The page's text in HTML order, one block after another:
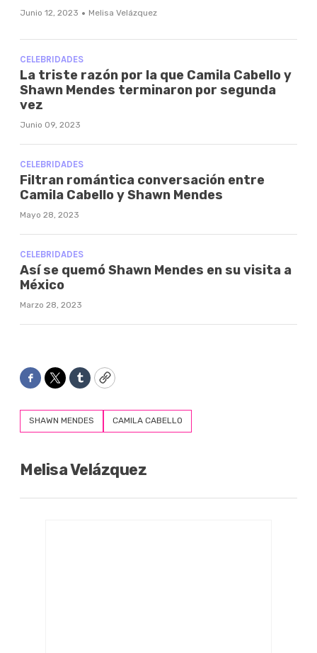
Junio 12, 2023 · Melisa Velázquez
CELEBRIDADES
La triste razón por la que Camila Cabello y
Shawn Mendes terminaron por segunda
vez
Junio 09, 2023
CELEBRIDADES
Filtran romántica conversación entre
Camila Cabello y Shawn Mendes
Mayo 28, 2023
CELEBRIDADES
Así se quemó Shawn Mendes en su visita a
México
Marzo 28, 2023
Facebook
TwitterTumblrCopy
SHAWN MENDES CAMILA CABELLO
Melisa Velázquez